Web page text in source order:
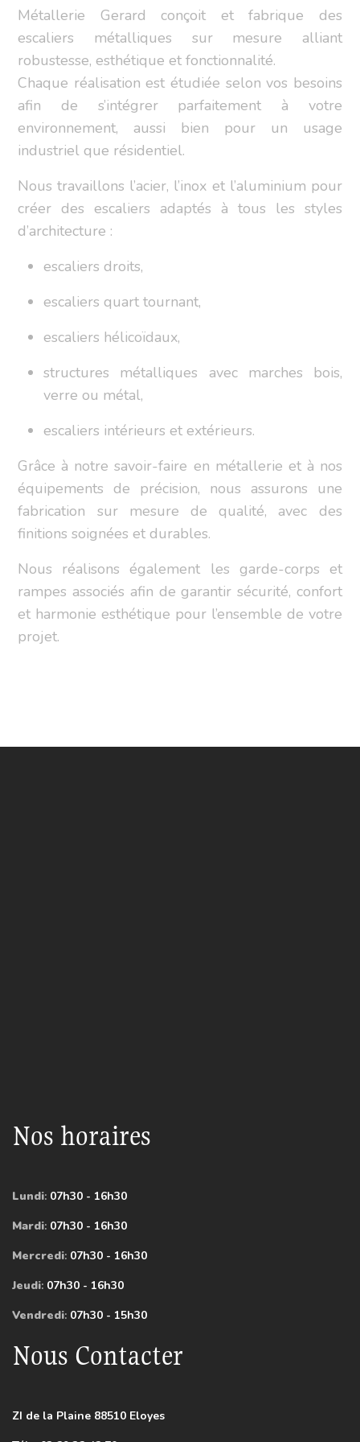
Métallerie Gerard conçoit et fabrique des
escaliers métalliques sur mesure alliant
robustesse, esthétique et fonctionnalité.
Chaque réalisation est étudiée selon vos besoins
afin de s’intégrer parfaitement à votre
environnement, aussi bien pour un usage
industriel que résidentiel.
Nous travaillons l’acier, l’inox et l’aluminium pour
créer des escaliers adaptés à tous les styles
d’architecture :
escaliers droits,
escaliers quart tournant,
escaliers hélicoïdaux,
structures métalliques avec marches bois,
verre ou métal,
escaliers intérieurs et extérieurs.
Grâce à notre savoir-faire en métallerie et à nos
équipements de précision, nous assurons une
fabrication sur mesure de qualité, avec des
finitions soignées et durables.
Nous réalisons également les garde-corps et
rampes associés afin de garantir sécurité, confort
et harmonie esthétique pour l’ensemble de votre
projet.
Nos horaires
Lundi: 07h30 - 16h30
Mardi: 07h30 - 16h30
Mercredi: 07h30 - 16h30
Jeudi: 07h30 - 16h30
Vendredi: 07h30 - 15h30
Nous Contacter
ZI de la Plaine 88510 Eloyes